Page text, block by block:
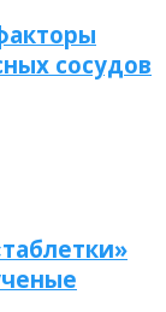
сосудов